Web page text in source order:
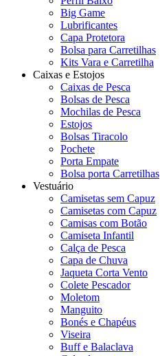
Big Game
Lubrificantes
Capa Protetora
Bolsa para Carretilhas
Kits Vara e Carretilha
Caixas e Estojos
Caixas de Pesca
Bolsas de Pesca
Mochilas de Pesca
Estojos
Bolsas Tiracolo
Pochete
Porta Empate
Bolsa porta Carretilhas
Vestuário
Camisetas sem Capuz
Camisetas com Capuz
Camisas com Botão
Camiseta Infantil
Calça de Pesca
Capa de Chuva
Jaqueta Corta Vento
Colete Pescador
Moletom
Manguito
Bonés e Chapéus
Viseira
Buff e Balaclava